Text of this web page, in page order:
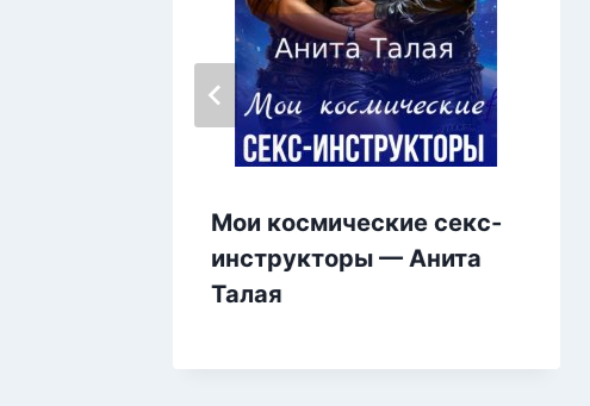
Мои космические секс-
инструкторы — Анита
Талая